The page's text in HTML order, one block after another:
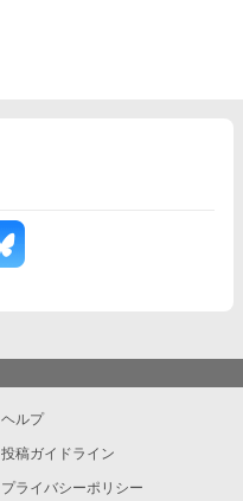
ヘルプ
投稿ガイドライン
プライバシーポリシー